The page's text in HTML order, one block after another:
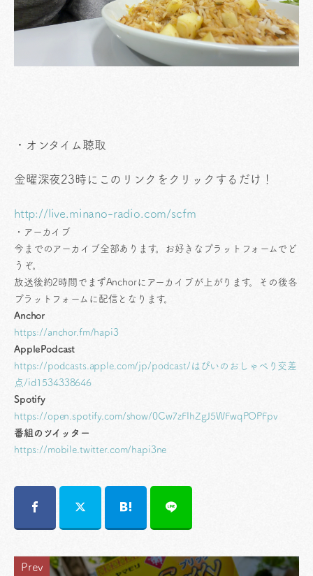
・オンタイム聴取
金曜深夜23時にこのリンクをクリックするだけ！
http://live.minano-radio.com/scfm
・アーカイブ
今までのアーカイブ全部あります。お好きなプラットフォームでど
うぞ。
放送後約2時間でまずAnchorにアーカイブが上がります。その後各
プラットフォームに配信となります。
Anchor
https://anchor.fm/hapi3
ApplePodcast
https://podcasts.apple.com/jp/podcast/はぴいのおしゃべり交差
点/id1534338646
Spotify
https://open.spotify.com/show/0Cw7zFIhZgJ5WFwqPOPFpv
番組のツイッター
https://mobile.twitter.com/hapi3ne
Prev